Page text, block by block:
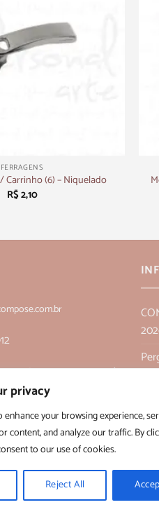
privacy
your browsing experience,
content, and analyze our traffic. By
to our use of cookies.
Reject All
FERRAGENS
Carrinho (6) – Niquelado
R$2,10
sala 1, Bairro Humaitá
RS CEP 95705-026